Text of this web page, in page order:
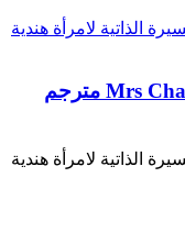
الذاتية لامرأة هندية
فيلم Mrs Chatterjee Vs Norway 2023 مترجم
الذاتية لامرأة هندية